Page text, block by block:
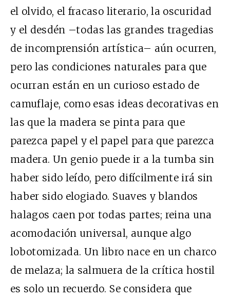
el olvido, el fracaso literario, la oscuridad
y el desdén –todas las grandes tragedias
de incomprensión artística– aún ocurren,
pero las condiciones naturales para que
ocurran están en un curioso estado de
camuflaje, como esas ideas decorativas en
las que la madera se pinta para que
parezca papel y el papel para que parezca
madera. Un genio puede ir a la tumba sin
haber sido leído, pero difícilmente irá sin
haber sido elogiado. Suaves y blandos
halagos caen por todas partes; reina una
acomodación universal, aunque algo
lobotomizada. Un libro nace en un charco
de melaza; la salmuera de la crítica hostil
es solo un recuerdo. Se considera que